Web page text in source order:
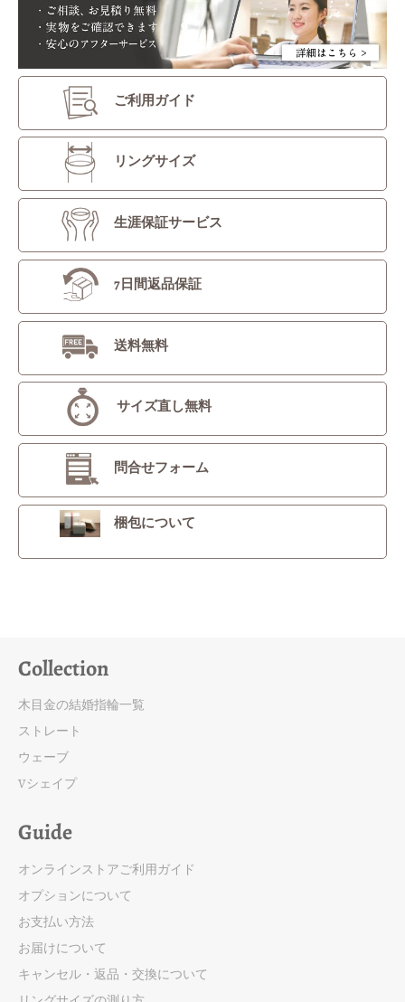
ご利用ガイド
リングサイズ
生涯保証サービス
7日間返品保証
送料無料
サイズ直し無料
問合せフォーム
梱包について
Collection
木目金の結婚指輪一覧
ストレート
ウェーブ
Vシェイプ
Guide
オンラインストアご利用ガイド
オプションについて
お支払い方法
お届けについて
キャンセル・返品・交換について